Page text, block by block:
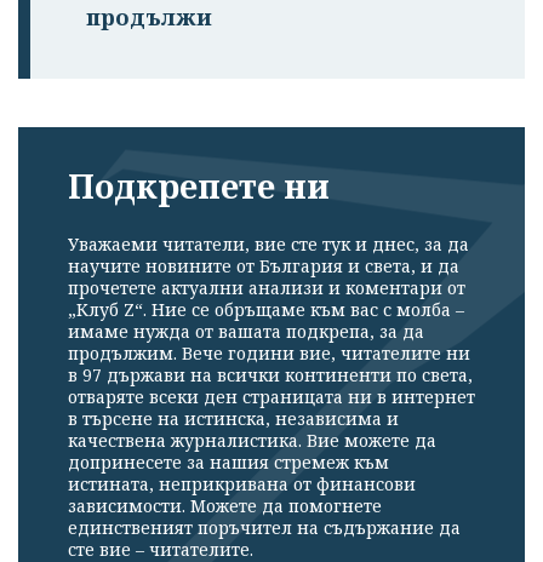
продължи
Подкрепете ни
Уважаеми читатели, вие сте тук и днес, за да
научите новините от България и света, и да
прочетете актуални анализи и коментари от
„Клуб Z“. Ние се обръщаме към вас с молба –
имаме нужда от вашата подкрепа, за да
продължим. Вече години вие, читателите ни
в 97 държави на всички континенти по света,
отваряте всеки ден страницата ни в интернет
в търсене на истинска, независима и
качествена журналистика. Вие можете да
допринесете за нашия стремеж към
истината, неприкривана от финансови
зависимости. Можете да помогнете
единственият поръчител на съдържание да
сте вие – читателите.